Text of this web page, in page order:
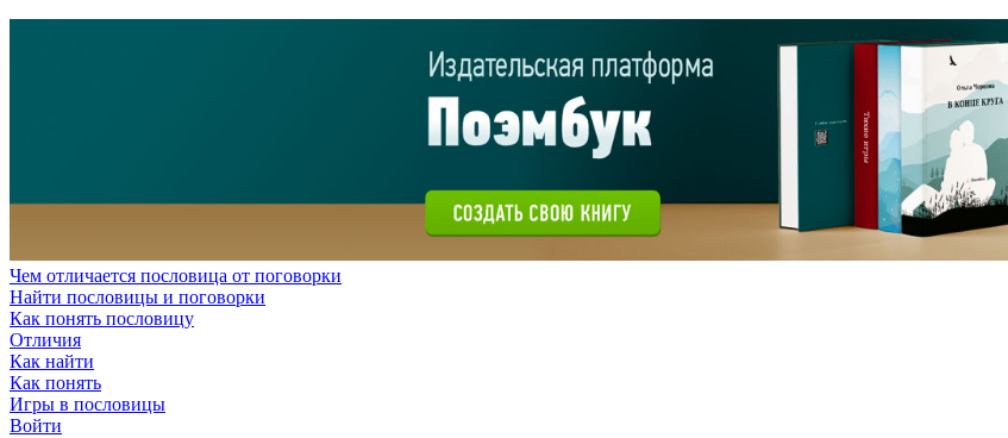
Чем отличается пословица от поговорки
Найти пословицы и поговорки
Как понять пословицу
Отличия
Как найти
Как понять
Игры в пословицы
Войти